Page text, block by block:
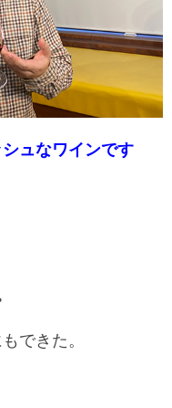
ュなワインです
できた。